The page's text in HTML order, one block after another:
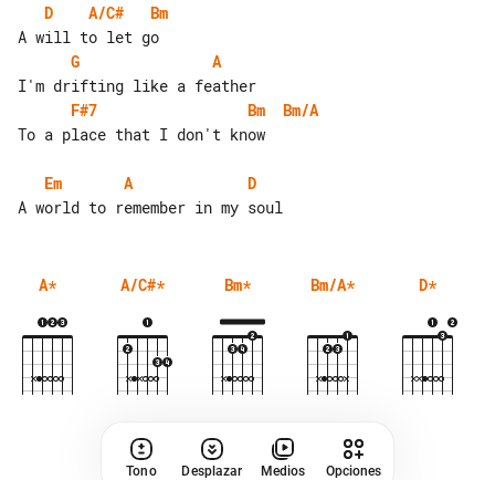
D
A/C#
Bm
G
A
F#7
Bm
Bm/A
To a place that I don't know
Em A
D
A* A/C#* Bm* Bm/A* D*
Tono Desplazar Medios Opciones